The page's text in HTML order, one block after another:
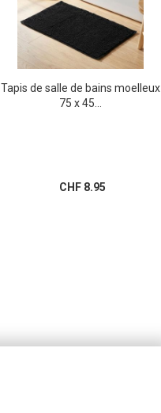
Tapis de salle de bains moelleux
75 x 45...
CHF 8.95